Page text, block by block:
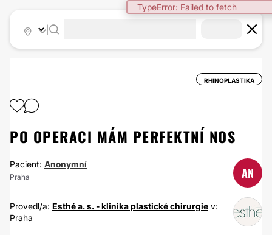
TypeError: Failed to fetch
RHINOPLASTIKA
PO OPERACI MÁM PERFEKTNÍ NOS
Pacient: Anonymní
Praha AN
Provedl/a: Esthé a. s. - klinika plastické chirurgie v:
Praha